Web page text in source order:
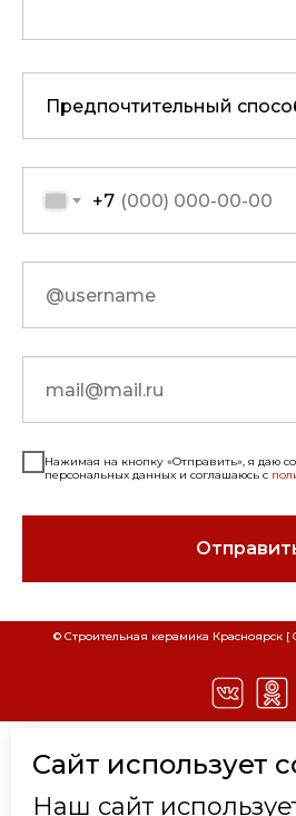
+7
Нажимая на кнопку «Отправить», я даю
персональных данных и соглашаюсь с
СКАЧАТЬ РЕКВИЗИТЫ
Наименование организации
ООО
Вид деятельности
Юридический адрес
СКАЧАТЬ РЕКВИЗИТЫ
Наименование организации ООО
© Строительная керамика Красноярск
КИРПИЧ
Сайт использует
Наш сайт